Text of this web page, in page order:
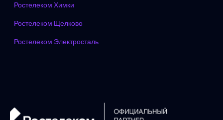
Ростелеком Химки
Ростелеком Щелково
Ростелеком Электросталь